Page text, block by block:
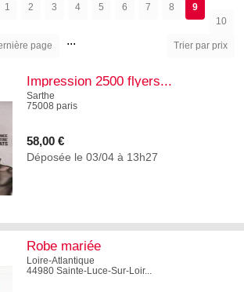
1 2 3 4 5 6 7 8
9
10
...
page Trier par prix
Impression 2500 flyers...
Sarthe
75008 paris
58,00 €
Déposée le 03/04 à 13h27
Robe mariée
Loire-Atlantique
44980 Sainte-Luce-Sur-Loir...